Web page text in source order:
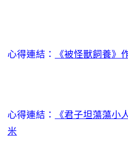
心得連結： 《被怪獸飼養》
心得連結：
《君子坦蕩蕩小
米